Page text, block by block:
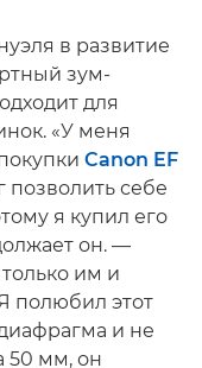
в развитие
зум-
для
«У меня
Canon EF
позволить себе
я купил его
он. —
им и
полюбил этот
и не
50 мм, он